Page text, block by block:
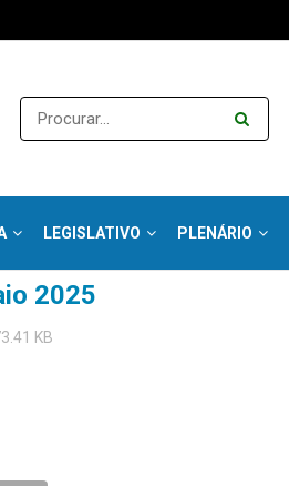
LEGISLATIVO PLENÁRIO
2025
KB